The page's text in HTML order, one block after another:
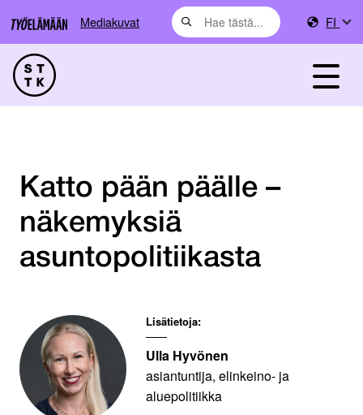
Mediakuvat FI
Katto pään päälle –
näkemyksiä
asuntopolitiikasta
Lisätietoja:
Ulla Hyvönen
asiantuntija, elinkeino- ja
aluepolitiikka